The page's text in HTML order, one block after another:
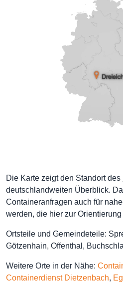
Die Karte zeigt den Standort
deutschlandweiten Überblick.
Containeranfragen auch für
werden, die hier zur
Ortsteile und Gemeindeteile:
Götzenhain, Offenthal,
Weitere Orte in der Nähe:
Containerdienst Dietzenbach,